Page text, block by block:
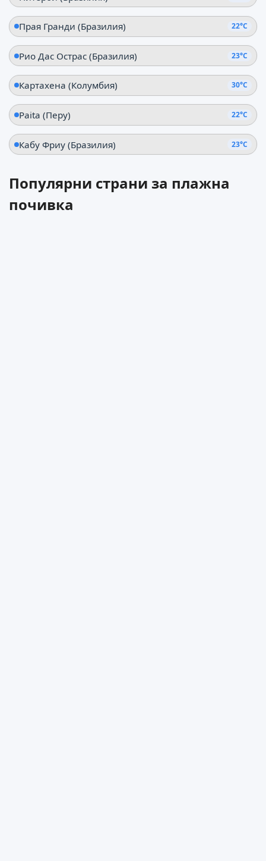
Прая Гранди (Бразилия) 22°C
Рио Дас Острас (Бразилия) 23°C
Картахена (Колумбия) 30°C
Paita (Перу) 22°C
Кабу Фриу (Бразилия) 23°C
Популярни страни за плажна
почивка